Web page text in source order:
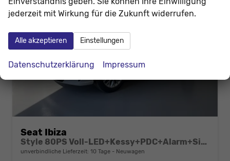
Seat Ibiza
Style 80PS Voll-LED+Kessy+PDC+Alarm+Sitzheizung+Kamera+App-Connect
unverbindliche Lieferzeit: 10 Tage Neuwagen
jederzeit mit Wirkung für die Zukunft widerrufen.
Alle akzeptieren Einstellungen
Datenschutzerklärung Impressum